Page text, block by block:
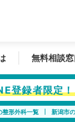
無料相談窓
登録者限定
整形外科一覧 新潟市